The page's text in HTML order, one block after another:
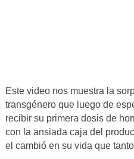
Este video nos muestra la
transgénero que luego de
recibir su primera dosis de
con la ansiada caja del
el cambió en su vida que